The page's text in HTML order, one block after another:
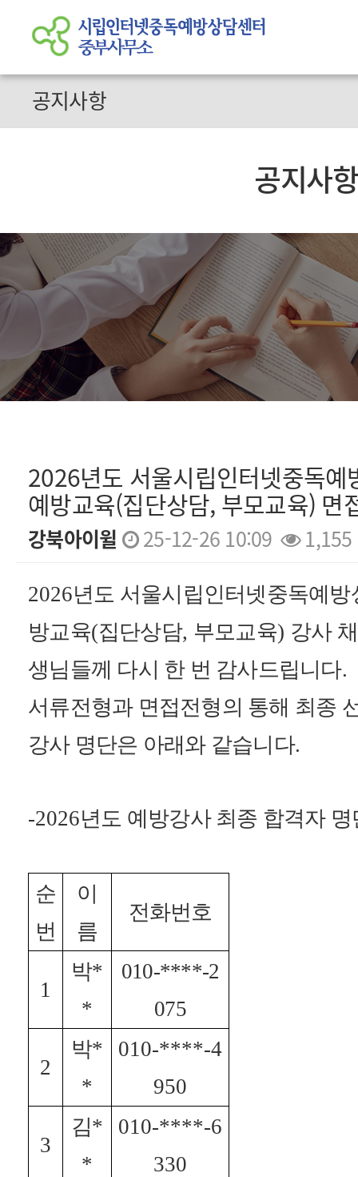
공지사항
공지사
2026년도 서울시립인터넷중독예
예방교육(집단상담, 부모교육) 면
강북아이윌 25-12-26 10:09 1,155
본문
2026년도 서울시립인터넷중독예
방교육(집단상담, 부모교육) 강사
생님들께 다시 한 번 감사드립니다.
서류전형과 면접전형의 통해 최종
강사 명단은 아래와 같습니다.
-2026년도 예방강사 최종 합격자 명
순
번
이
름
전화번호
1
박*
*
010-****-2
075
2
박*
*
010-****-4
950
3
김*
*
010-****-6
330